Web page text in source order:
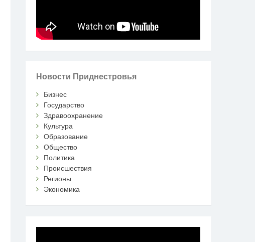
Новости Приднестровья
Бизнес
Государство
Здравоохранение
Культура
Образование
Общество
Политика
Происшествия
Регионы
Экономика